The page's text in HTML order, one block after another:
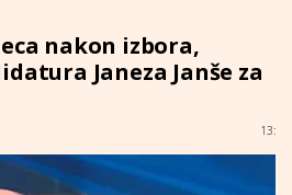
nakon izbora,
Janeza Janše za
13: